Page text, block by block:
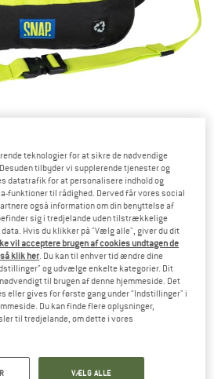
Oplysninger om
teknologier for at sikre de nødvendige
tilbyder vi supplerende tjenester og
datatrafik for at personalisere indhold og
funktioner til rådighed. Derved får vores social
også information om din benyttelse af
sig i tredjelande uden tilstrækkelige
Hvis du klikker på "Vælg alle", giver du dit
vil acceptere brugen af cookies undtagen de
klik her . Du kan til enhver tid ændre dine
og udvælge enkelte kategorier. Dit
til brugen af denne hjemmeside. Det
eller gives for første gang under "Indstillinger" i
Du kan finde flere oplysninger,
til tredjelande, om dette i vores
VÆLG ALLE